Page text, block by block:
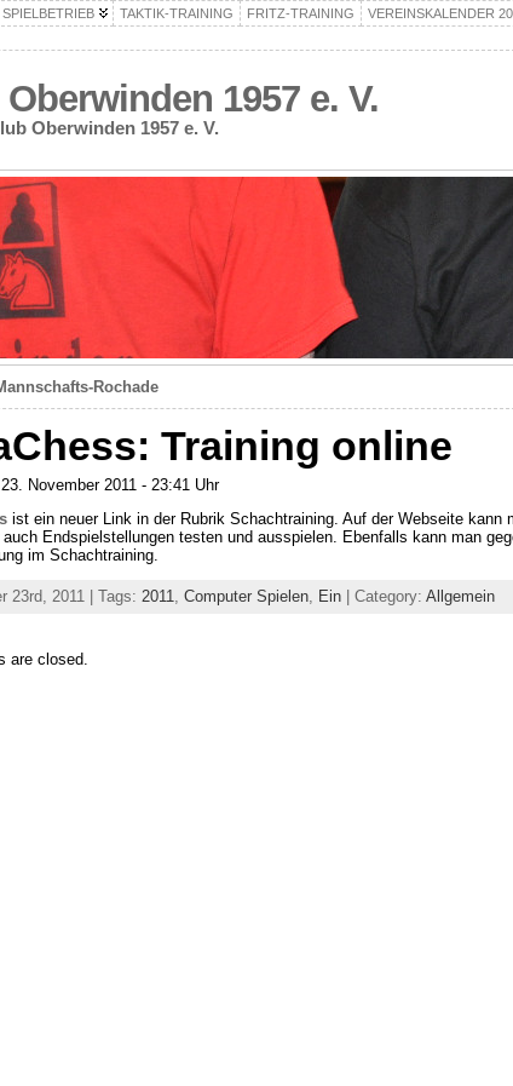
SPIELBETRIEB TAKTIK-TRAINING FRITZ-TRAINING VEREINSKALENDER
1957 e. V.
Oberwinden 1957 e. V.
Rochade
Training online
November 2011 - 23:41 Uhr
ist ein neuer Link in der Rubrik Schachtraining. Auf der Webseite
auch Endspielstellungen testen und ausspielen. Ebenfalls kann man
im Schachtraining.
23rd, 2011 | Tags: 2011 Computer Spielen, Ein| Category: Allgemein
are closed.